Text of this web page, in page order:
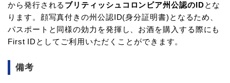
から発行される ブリティッシュコロンビア州公認のIDとな
ります。顔写真付きの州公認ID(身分証明書)となるため、
パスポートと同様の効力を発揮し、お酒を購入する際にも
First IDとしてご利用いただくことができます。
備考